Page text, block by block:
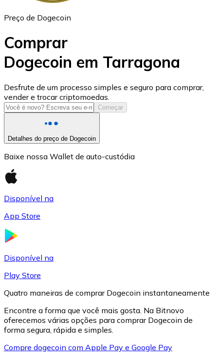
USD Coin
USDC
Preço de Dogecoin
Comprar
Dogecoin em Tarragona
Desfrute de um processo simples e seguro para comprar,
vender e trocar criptomoedas.
Começar
Detalhes do preço de Dogecoin
Baixe nossa Wallet de auto-custódia
Disponível na
App Store
Disponível na
Play Store
Quatro maneiras de comprar Dogecoin instantaneamente
Encontre a forma que você mais gosta. Na Bitnovo
oferecemos várias opções para comprar Dogecoin de
forma segura, rápida e simples.
Compre dogecoin com Apple Pay e Google Pay